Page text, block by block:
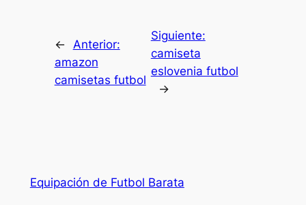
← Anterior:
amazon
camisetas futbol
Siguiente:
camiseta
eslovenia futbol
→
Equipación de Futbol Barata